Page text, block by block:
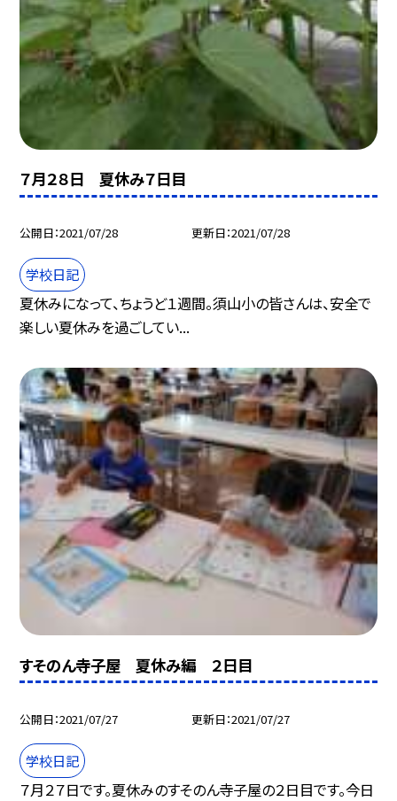
７月２８日 夏休み７日目
公開日 2021/07/28 更新日 2021/07/28
学校日記
夏休みになって、ちょうど１週間。須山小の皆さんは、安全で
楽しい夏休みを過ごしてい...
すそのん寺子屋 夏休み編 ２日目
公開日 2021/07/27 更新日 2021/07/27
学校日記
７月２７日です。夏休みのすそのん寺子屋の２日目です。今日